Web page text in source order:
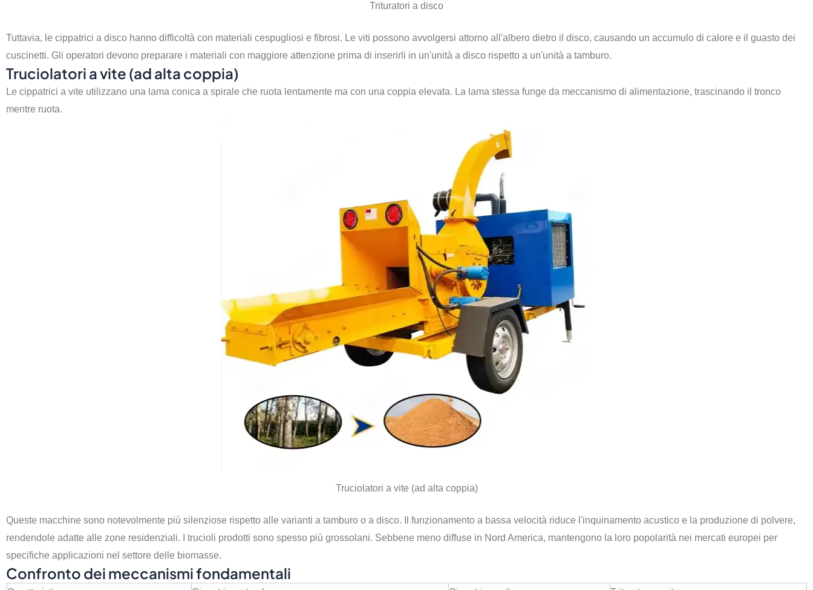
Trituratori a disco
Tuttavia, le cippatrici a disco hanno difficoltà con materiali cespugliosi e fibrosi. Le viti possono avvolgersi attorno all'albero dietro il disco, causando un accumulo di calore e il guasto dei
cuscinetti. Gli operatori devono preparare i materiali con maggiore attenzione prima di inserirli in un'unità a disco rispetto a un'unità a tamburo.
Truciolatori a vite (ad alta coppia)
Le cippatrici a vite utilizzano una lama conica a spirale che ruota lentamente ma con una coppia elevata. La lama stessa funge da meccanismo di alimentazione, trascinando il tronco
mentre ruota.
Truciolatori a vite (ad alta coppia)
Queste macchine sono notevolmente più silenziose rispetto alle varianti a tamburo o a disco. Il funzionamento a bassa velocità riduce l'inquinamento acustico e la produzione di polvere,
rendendole adatte alle zone residenziali. I trucioli prodotti sono spesso più grossolani. Sebbene meno diffuse in Nord America, mantengono la loro popolarità nei mercati europei per
specifiche applicazioni nel settore delle biomasse.
Confronto dei meccanismi fondamentali